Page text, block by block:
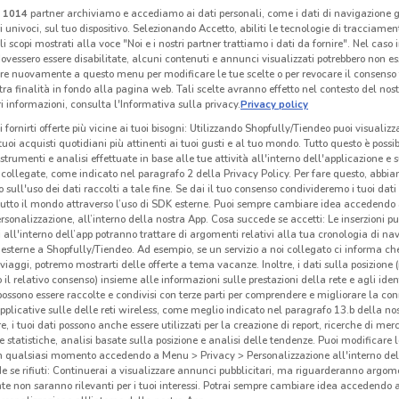
Linkem
Scade il 31/08 264 m
Kena Mobile
Scade il 02/09 269 m
TIM
Scade il 06/09 2.4 km
TIM
Scade il 30/08 2.4 km
1014partner archiviamo e accediamo ai dati personali, come i dati di navigazione
sul tuo dispositivo. Selezionando Accetto, abiliti le tecnologie di
scopi mostrati alla voce "Noi e i nostri partner trattiamo i dati da fornire". Nel caso
essere disabilitate, alcuni contenuti e annunci visualizzati potrebbero non
nuovamente a questo menu per modificare le tue scelte o per revocare il
finalità in fondo alla pagina web. Tali scelte avranno effetto nel contesto del
informazioni, consulta l'Informativa sulla privacy.Privacy policy
fornirti offerte più vicine ai tuoi bisogni: Utilizzando Shopfully/Tiendeo puoi
acquisti quotidiani più attinenti ai tuoi gusti e al tuo mondo. Tutto questo è
e analisi effettuate in base alle tue attività all'interno dell'applicazione e
come indicato nel paragrafo 2 della Privacy Policy. Per fare questo,
sull'uso dei dati raccolti a tale fine. Se dai il tuo consenso condivideremo i tuoi dati
il mondo attraverso l’uso di SDK esterne. Puoi sempre cambiare idea accedendo
all’interno della nostra App. Cosa succede se accetti: Le inserzioni
all'interno dell’app potranno trattare di argomenti relativi alla tua cronologia di
a Shopfully/Tiendeo. Ad esempio, se un servizio a noi collegato ci informa
potremo mostrarti delle offerte a tema vacanze. Inoltre, i dati sulla posizione
il relativo consenso) insieme alle informazioni sulle prestazioni della rete e agli
essere raccolte e condivisi con terze parti per comprendere e migliorare la
sulle delle reti wireless, come meglio indicato nel paragrafo 13.b della
i tuoi dati possono anche essere utilizzati per la creazione di report, ricerche di
statistiche, analisi basate sulla posizione e analisi delle tendenze. Puoi modificare
qualsiasi momento accedendo a Menu > Privacy > Personalizzazione all'interno
se rifiuti: Continuerai a visualizzare annunci pubblicitari, ma riguarderanno
non saranno rilevanti per i tuoi interessi. Potrai sempre cambiare idea accedendo